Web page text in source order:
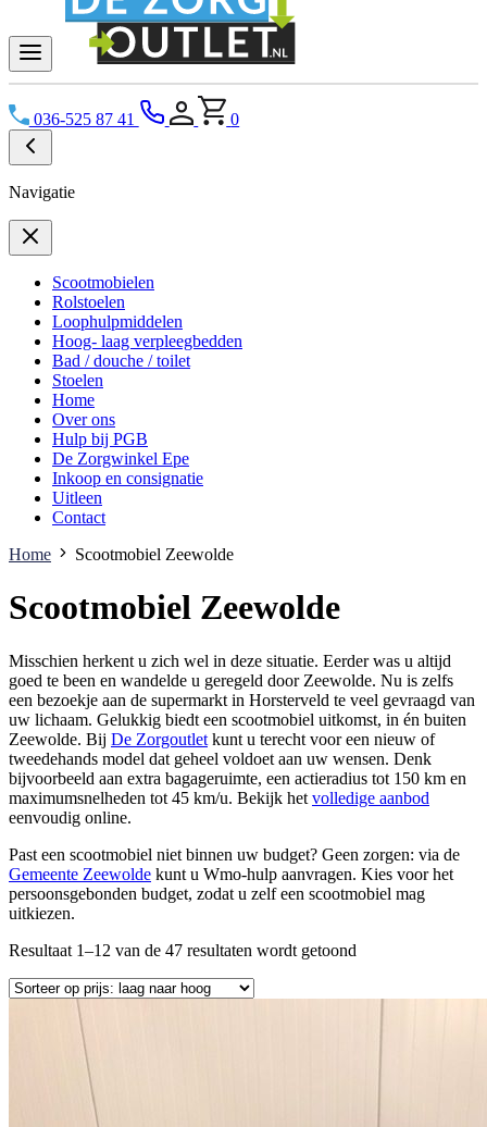
036-525 87 41 0
Navigatie
Scootmobielen
Rolstoelen
Loophulpmiddelen
Hoog- laag verpleegbedden
Bad / douche / toilet
Stoelen
Home
Over ons
Hulp bij PGB
De Zorgwinkel Epe
Inkoop en consignatie
Uitleen
Contact
Home
Scootmobiel Zeewolde
Scootmobiel Zeewolde
Misschien herkent u zich wel in deze situatie. Eerder was u altijd
goed te been en wandelde u geregeld door Zeewolde. Nu is zelfs
een bezoekje aan de supermarkt in Horsterveld te veel gevraagd van
uw lichaam. Gelukkig biedt een scootmobiel uitkomst, in én buiten
Zeewolde. Bij De Zorgoutlet kunt u terecht voor een nieuw of
tweedehands model dat geheel voldoet aan uw wensen. Denk
bijvoorbeeld aan extra bagageruimte, een actieradius tot 150 km en
maximumsnelheden tot 45 km/u. Bekijk het volledige aanbod
eenvoudig online.
Past een scootmobiel niet binnen uw budget? Geen zorgen: via de
Gemeente Zeewolde kunt u Wmo-hulp aanvragen. Kies voor het
persoonsgebonden budget, zodat u zelf een scootmobiel mag
uitkiezen.
Resultaat 1–12 van de 47 resultaten wordt getoond